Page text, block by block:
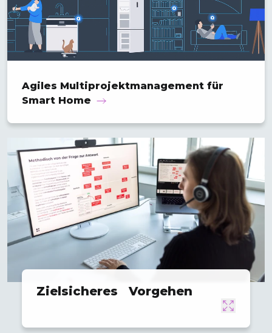
Agiles Multiprojekt­management für
Smart Home
Zielsicheres Vorgehen